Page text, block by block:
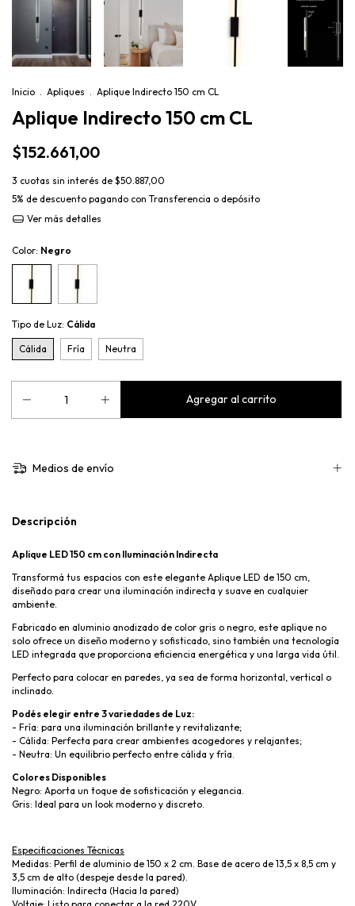
Inicio . Apliques . Aplique Indirecto 150 cm CL
Aplique Indirecto 150 cm CL
$152.661,00
3 cuotas sin interés de $50.887,00
5% de descuento pagando con Transferencia o depósito
Ver más detalles
Color: Negro
Tipo de Luz: Cálida
Cálida Fría Neutra
Medios de envío
Descripción
Aplique LED 150 cm con Iluminación Indirecta
Transformá tus espacios con este elegante Aplique LED de 150 cm,
diseñado para crear una iluminación indirecta y suave en cualquier
ambiente.
Fabricado en aluminio anodizado de color gris o negro, este aplique no
solo ofrece un diseño moderno y sofisticado, sino también una tecnología
LED integrada que proporciona eficiencia energética y una larga vida útil.
Perfecto para colocar en paredes, ya sea de forma horizontal, vertical o
inclinado.
Podés elegir entre 3 variedades de Luz:
- Fría: para una iluminación brillante y revitalizante;
- Cálida: Perfecta para crear ambientes acogedores y relajantes;
- Neutra: Un equilibrio perfecto entre cálida y fría.
Colores Disponibles
Negro: Aporta un toque de sofisticación y elegancia.
Gris: Ideal para un look moderno y discreto.
Especificaciones Técnicas
Medidas: Perfil de aluminio de 150 x 2 cm. Base de acero de 13,5 x 8,5 cm y
3,5 cm de alto (despeje desde la pared).
Iluminación: Indirecta (Hacia la pared)